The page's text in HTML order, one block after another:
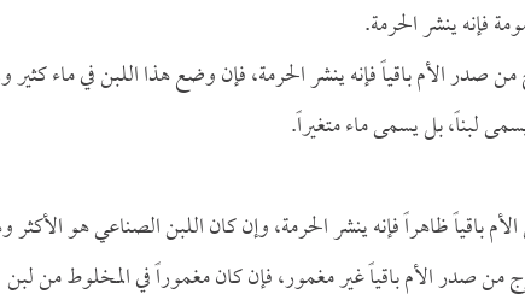
فإنه ينشر الحرمة.
الأم باقياً فإنه ينشر الحرمة، فإن وضع هذا اللبن في ماء كثير
لبناً، بل يسمى ماء متغيراً.
ظاهراً فإنه ينشر الحرمة، وإن كان اللبن الصناعي هو الأكثر
من صدر الأم باقياً غير مغمور، فإن كان مغموراً في المخلوط من لبن